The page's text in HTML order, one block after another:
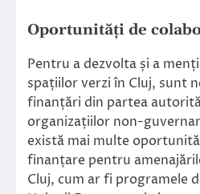
Oportunități de
Pentru a dezvolta și a
spațiilor verzi în Cluj, sunt
finanțări din partea
organizațiilor non-
există mai multe
finanțare pentru
Cluj, cum ar fi programele